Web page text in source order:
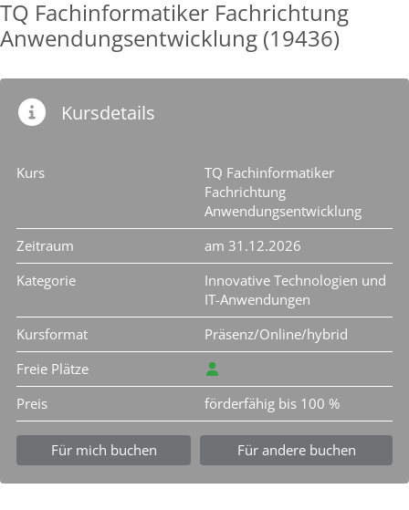
TQ Fachinformatiker Fachrichtung
Anwendungsentwicklung (19436)
Kursdetails
Kurs
TQ Fachinformatiker
Fachrichtung
Anwendungsentwicklung
Zeitraum
am 31.12.2026
Kategorie
Innovative Technologien und
IT-Anwendungen
Kursformat
Präsenz/Online/hybrid
Freie Plätze
Preis
förderfähig bis 100 %
Für mich buchen Für andere buchen